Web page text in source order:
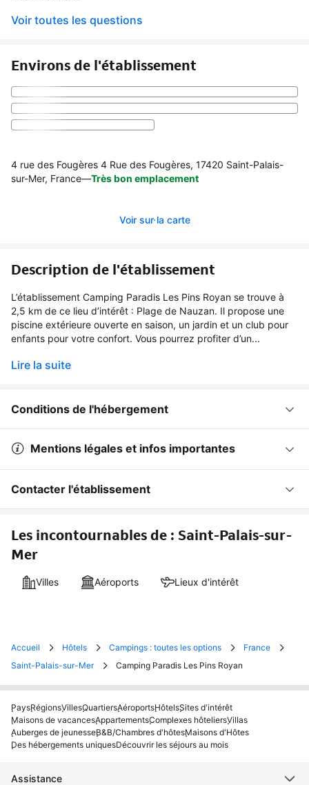
Voir toutes les questions
Environs de l'établissement
4 rue des Fougères 4 Rue des Fougères, 17420 Saint-Palais-
sur-Mer, France—Très bon emplacement
Voir sur la carte
Description de l'établissement
L’établissement Camping Paradis Les Pins Royan se trouve à
2,5 km de ce lieu d’intérêt : Plage de Nauzan. Il propose une
piscine extérieure ouverte en saison, un jardin et un club pour
enfants pour votre confort. Vous pourrez profiter d’un...
Lire la suite
Conditions de l'hébergement
Mentions légales et infos importantes
Contacter l'établissement
Les incontournables de : Saint-Palais-sur-
Mer
Villes Aéroports Lieux d'intérêt
Accueil Hôtels Campings : toutes les options
France
Saint-Palais-sur-Mer
Camping Paradis Les Pins Royan
PaysRégionsVillesQuartiersAéroportsHôtelsSites d'intérêt
Maisons de vacancesAppartementsComplexes hôteliersVillas
Auberges de jeunesseB&B/Chambres d'hôtesMaisons d'Hôtes
Des hébergements uniquesDécouvrir les séjours au mois
Assistance